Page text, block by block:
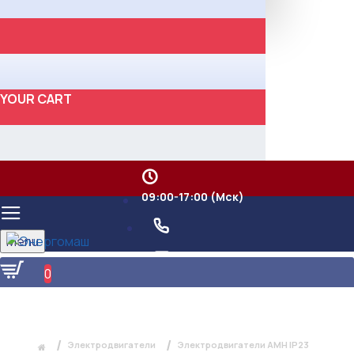
YOUR CART
09:00-17:00 (Мск)
Menu
0
Электродвигатели
Электродвигатели АМН IP23